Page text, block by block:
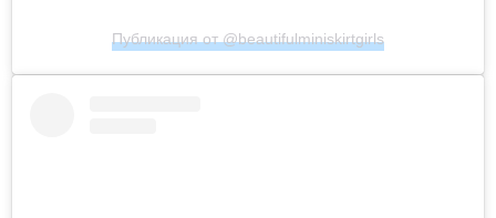
Публикация от @beautifulminiskirtgirls